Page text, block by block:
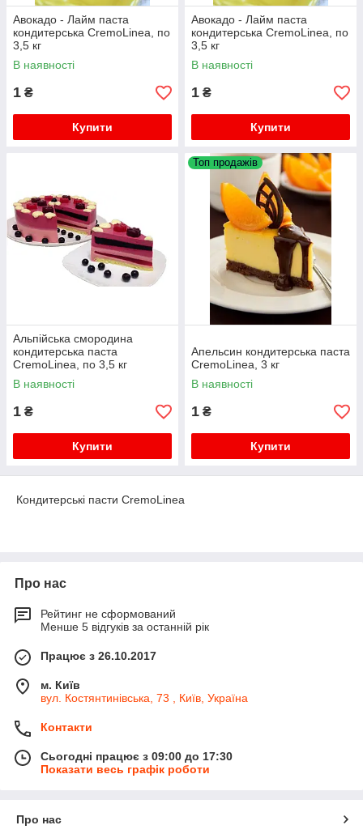
Авокадо - Лайм паста
кондитерська CremoLinea, по
3,5 кг
В наявності
1 ₴
Купити
Авокадо - Лайм паста
кондитерська CremoLinea, по
3,5 кг
В наявності
1 ₴
Купити
Альпійська смородина
кондитерська паста
CremoLinea, по 3,5 кг
В наявності
1 ₴
Купити
Топ продажів
Апельсин кондитерська паста
CremoLinea, 3 кг
В наявності
1 ₴
Купити
Кондитерські пасти CremoLinea
Про нас
Рейтинг не сформований
Менше 5 відгуків за останній рік
Працює з 26.10.2017
м. Київ
вул. Костянтинівська, 73 , Київ, Україна
Контакти
Сьогодні працює з 09:00 до 17:30
Показати весь графік роботи
Про нас